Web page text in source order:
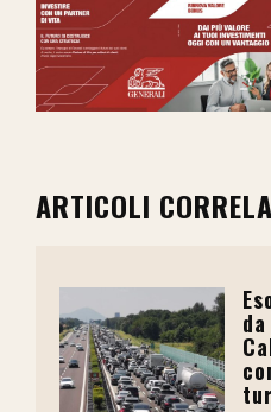
ARTICOLI